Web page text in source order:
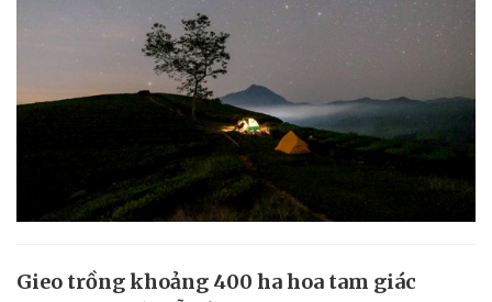
Gieo trồng khoảng 400 ha hoa tam giác